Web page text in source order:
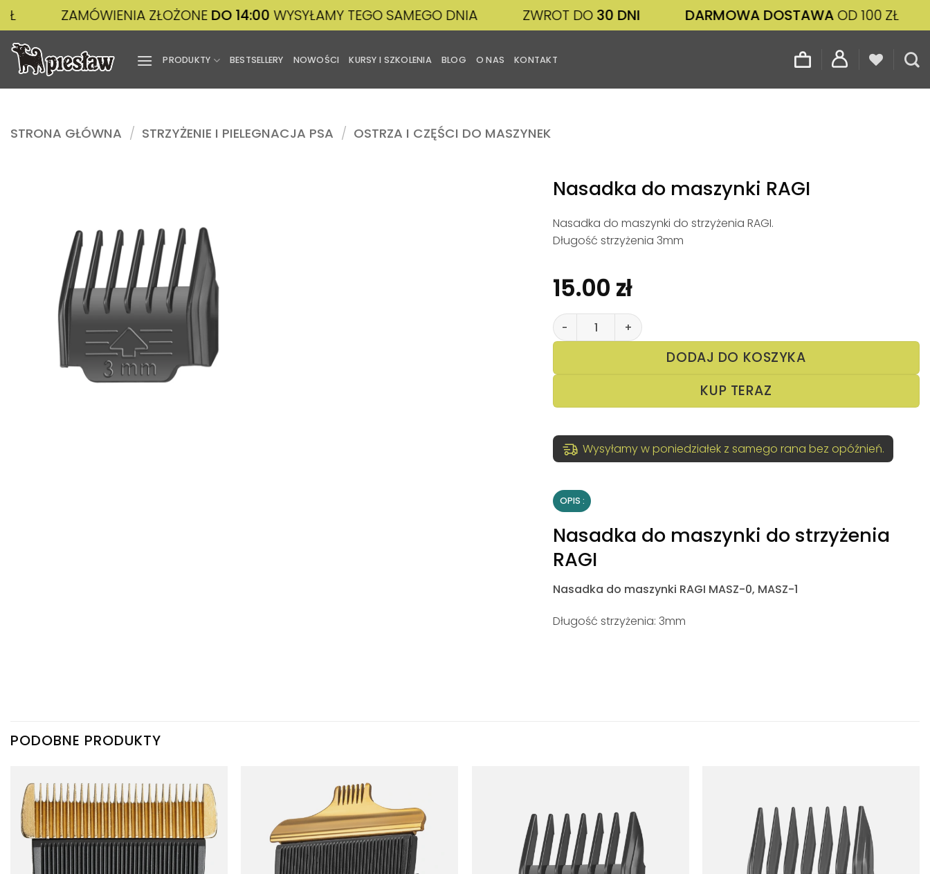
Przewiń
do
zawartości
ZAMÓWIENIA ZŁOŻONEDO 14:00WYSYŁAMY TEGO SAMEGO DNIA ZWROT DO30 DNI DARMOWA DOSTAWAOD 100 ZŁ
PRODUKTY BESTSELLERY NOWOŚCI KURSY I SZKOLENIA BLOG O NAS KONTAKT
STRONA GŁÓWNA / STRZYŻENIE I PIELEGNACJA PSA / OSTRZA I CZĘŚCI DO MASZYNEK
Nasadka do maszynki RAGI
Nasadka do maszynki do strzyżenia RAGI.
Długość strzyżenia 3mm
15.00 zł
ilość Nasadka do maszynki RAGI
DODAJ DO KOSZYKA
KUP TERAZ
Wysyłamy w poniedziałek z samego rana bez opóźnień.
OPIS
Nasadka do maszynki do strzyżenia
RAGI
Nasadka do maszynki RAGI MASZ-0, MASZ-1
Długość strzyżenia: 3mm
PODOBNE PRODUKTY
Dodaj
do
listy
życzeń
Dodaj
do
listy
życzeń
życzeń